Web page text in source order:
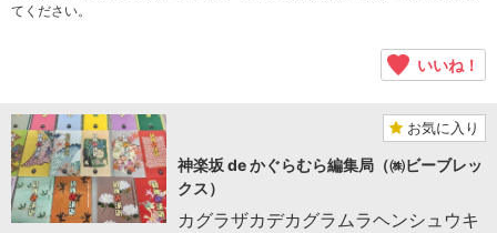
てください。
いいね！
お気に入り
神楽坂 de かぐらむら編集局（㈱ビーブレッ
クス）
カグラザカデカグラムラヘンシュウキ